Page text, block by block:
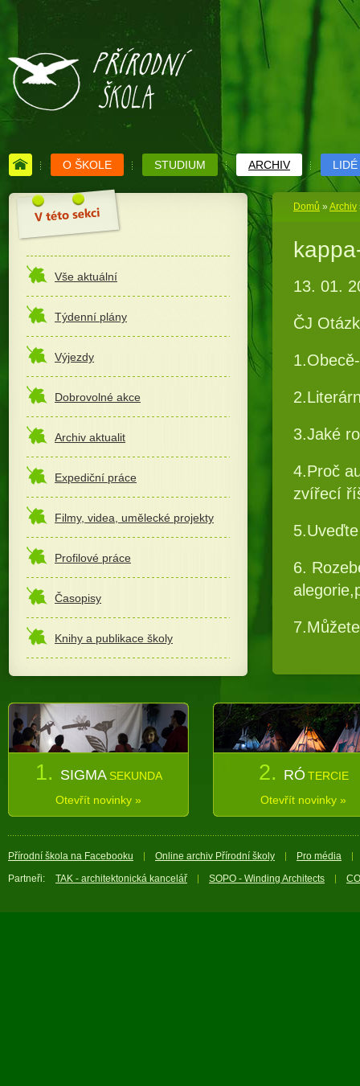
O ŠKOLE STUDIUM ARCHIV LIDÉ
Vše aktuální
Týdenní plány
Výjezdy
Dobrovolné akce
Archiv aktualit
Expediční práce
Filmy, videa, umělecké projekty
Profilové práce
Časopisy
Knihy a publikace školy
Domů » Archiv
13. 01.
ČJ
3.Jaké
4.Proč
zvířecí
6.
1. SIGMA SEKUNDA
Otevřít novinky »
2. RÓ TERCIE
Otevřít novinky »
Přírodní škola na Facebooku Online archiv Přírodní školy
Pro média
Partneři:
TAK - architektonická kancelář SOPO - Winding Architects